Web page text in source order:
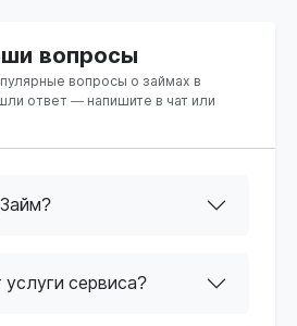
вопросы
вопросы о займах в
ответ — напишите в чат или
сервиса?